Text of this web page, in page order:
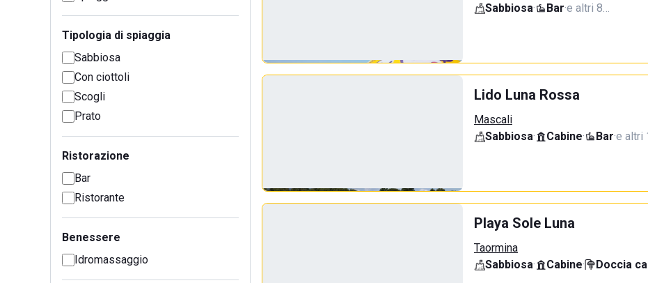
Tipologia di spiaggia
Sabbiosa
Con ciottoli
Scogli
Prato
Ristorazione
Bar
Ristorante
Benessere
Idromassaggio
Sabbiosa· Bar·e altri 8…
Lido Luna Rossa
Mascali
Sabbiosa· Cabine· Bar·e altri
Playa Sole Luna
Taormina
Sabbiosa· Cabine· Doccia